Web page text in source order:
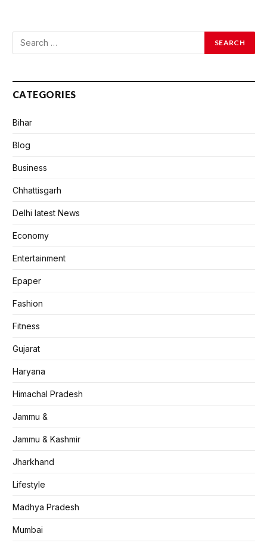
CATEGORIES
Bihar
Blog
Business
Chhattisgarh
Delhi latest News
Economy
Entertainment
Epaper
Fashion
Fitness
Gujarat
Haryana
Himachal Pradesh
Jammu &
Jammu & Kashmir
Jharkhand
Lifestyle
Madhya Pradesh
Mumbai